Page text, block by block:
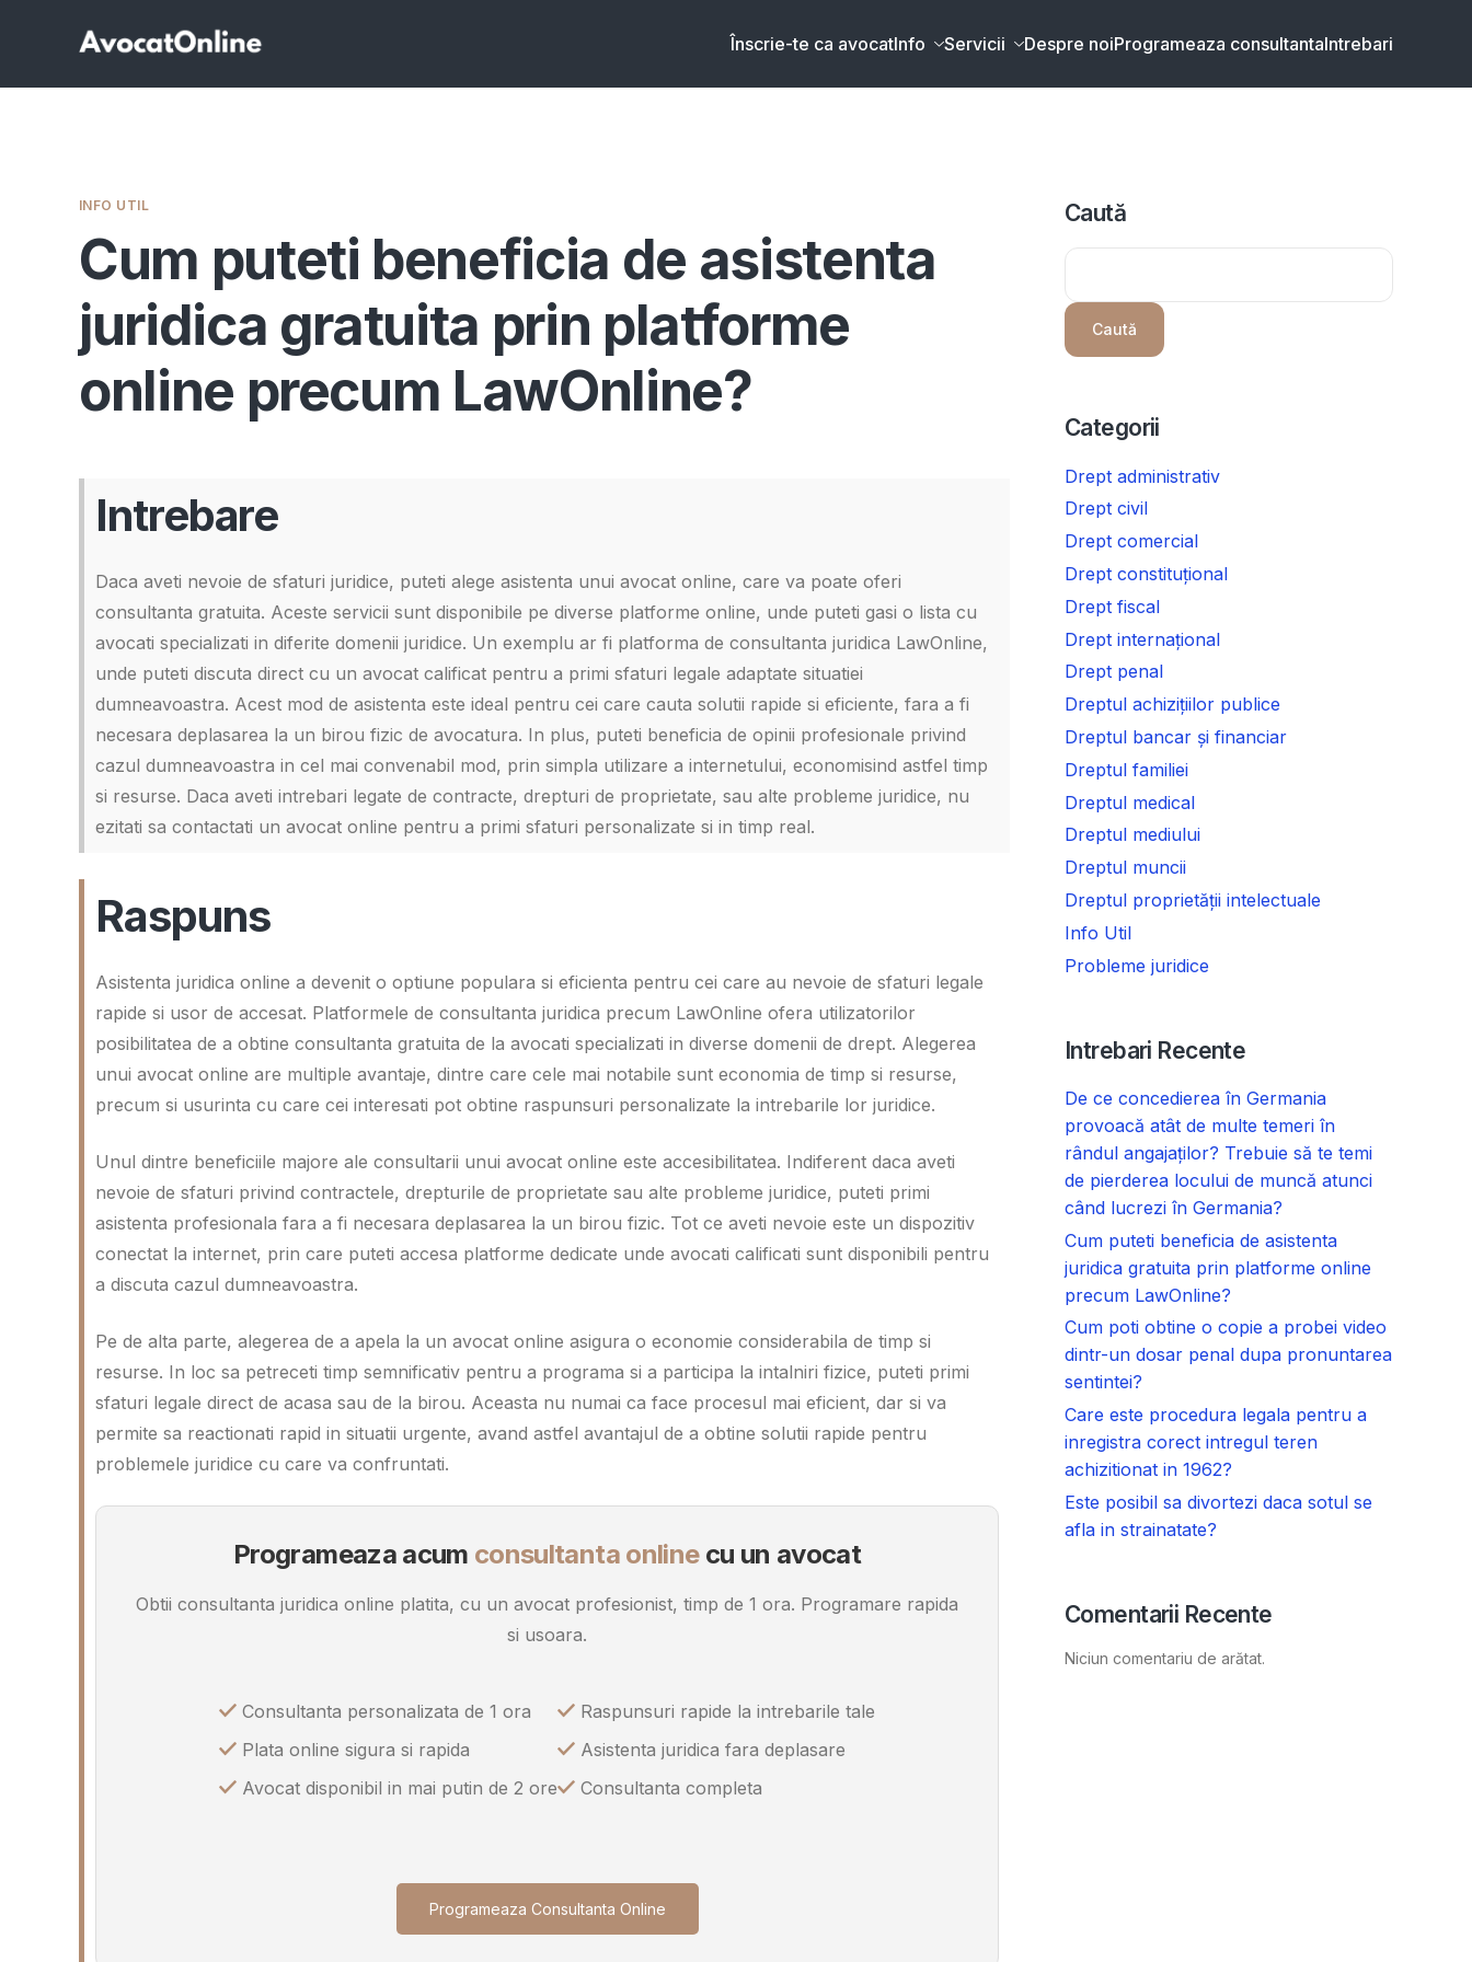
Înscrie-te ca avocatInfo Servicii Despre noiProgrameaza consultantaIntrebari
INFO UTIL
Cum puteti beneficia de asistenta
juridica gratuita prin platforme
online precum LawOnline?
Intrebare
Daca aveti nevoie de sfaturi juridice, puteti alege asistenta unui avocat online, care va poate oferi
consultanta gratuita. Aceste servicii sunt disponibile pe diverse platforme online, unde puteti gasi o lista cu
avocati specializati in diferite domenii juridice. Un exemplu ar fi platforma de consultanta juridica LawOnline,
unde puteti discuta direct cu un avocat calificat pentru a primi sfaturi legale adaptate situatiei
dumneavoastra. Acest mod de asistenta este ideal pentru cei care cauta solutii rapide si eficiente, fara a fi
necesara deplasarea la un birou fizic de avocatura. In plus, puteti beneficia de opinii profesionale privind
cazul dumneavoastra in cel mai convenabil mod, prin simpla utilizare a internetului, economisind astfel timp
si resurse. Daca aveti intrebari legate de contracte, drepturi de proprietate, sau alte probleme juridice, nu
ezitati sa contactati un avocat online pentru a primi sfaturi personalizate si in timp real.
Raspuns
Asistenta juridica online a devenit o optiune populara si eficienta pentru cei care au nevoie de sfaturi legale
rapide si usor de accesat. Platformele de consultanta juridica precum LawOnline ofera utilizatorilor
posibilitatea de a obtine consultanta gratuita de la avocati specializati in diverse domenii de drept. Alegerea
unui avocat online are multiple avantaje, dintre care cele mai notabile sunt economia de timp si resurse,
precum si usurinta cu care cei interesati pot obtine raspunsuri personalizate la intrebarile lor juridice.
Unul dintre beneficiile majore ale consultarii unui avocat online este accesibilitatea. Indiferent daca aveti
nevoie de sfaturi privind contractele, drepturile de proprietate sau alte probleme juridice, puteti primi
asistenta profesionala fara a fi necesara deplasarea la un birou fizic. Tot ce aveti nevoie este un dispozitiv
conectat la internet, prin care puteti accesa platforme dedicate unde avocati calificati sunt disponibili pentru
a discuta cazul dumneavoastra.
Pe de alta parte, alegerea de a apela la un avocat online asigura o economie considerabila de timp si
resurse. In loc sa petreceti timp semnificativ pentru a programa si a participa la intalniri fizice, puteti primi
sfaturi legale direct de acasa sau de la birou. Aceasta nu numai ca face procesul mai eficient, dar si va
permite sa reactionati rapid in situatii urgente, avand astfel avantajul de a obtine solutii rapide pentru
problemele juridice cu care va confruntati.
Programeaza acum consultanta onlinecu un avocat
Obtii consultanta juridica online platita, cu un avocat profesionist, timp de 1 ora. Programare rapida
si usoara.
Consultanta personalizata de 1 ora
Plata online sigura si rapida
Avocat disponibil in mai putin de 2 ore
Raspunsuri rapide la intrebarile tale
Asistenta juridica fara deplasare
Consultanta completa
Programeaza Consultanta Online
Caută
Caută
Categorii
Drept administrativ
Drept civil
Drept comercial
Drept constituțional
Drept fiscal
Drept internațional
Drept penal
Dreptul achizițiilor publice
Dreptul bancar și financiar
Dreptul familiei
Dreptul medical
Dreptul mediului
Dreptul muncii
Dreptul proprietății intelectuale
Info Util
Probleme juridice
Intrebari Recente
De ce concedierea în Germania
provoacă atât de multe temeri în
rândul angajaților? Trebuie să te temi
de pierderea locului de muncă atunci
când lucrezi în Germania?
Cum puteti beneficia de asistenta
juridica gratuita prin platforme online
precum LawOnline?
Cum poti obtine o copie a probei video
dintr-un dosar penal dupa pronuntarea
sentintei?
Care este procedura legala pentru a
inregistra corect intregul teren
achizitionat in 1962?
Este posibil sa divortezi daca sotul se
afla in strainatate?
Comentarii Recente
Niciun comentariu de arătat.